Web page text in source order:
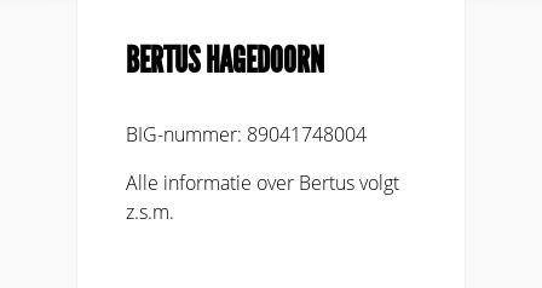
BERTUS HAGEDOORN
BIG-nummer: 89041748004
Alle informatie over Bertus volgt
z.s.m.